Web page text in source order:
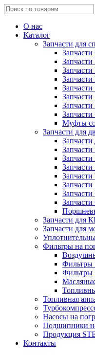
Search
for:
О нас
Каталог
Запчасти для
Запчасти
Запчасти
Муфты
Запчасти для
Запчасти для
Запчасти для
Фильтры на
Фильтры
Топливная
Насосы на
Подшипники
Продукция
Контакты